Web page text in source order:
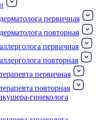
первичная
повторная
первичная
повторная
первичная
повторная
гинеколога